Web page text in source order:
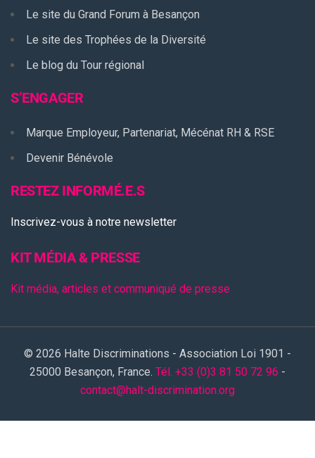
Le site du Grand Forum à Besançon
Le site des Trophées de la Diversité
Le blog du Tour régional
S’ENGAGER
Marque Employeur, Partenariat, Mécénat RH & RSE
Devenir Bénévole
RESTEZ INFORMÉ.E.S
Inscrivez-vous à notre newsletter
KIT MÉDIA & PRESSE
Kit média, articles et communiqué de presse
© 2026 Halte Discriminations - Association Loi 1901 -
25000 Besançon, France. Tél. +33 (0)3 81 50 72 96 -
contact@halt-discrimination.org